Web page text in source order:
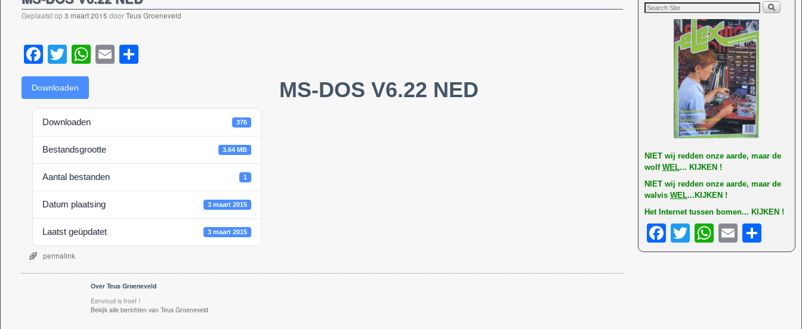
Geplaatst op 3 maart 2015 doorTeus Groeneveld
F
a
c
e
b
o
o
k
T
wi
tt
er
W
s
A
p
p
E
n
Downloaden
Downloaden 376
Bestandsgrootte 3.64 MB
Aantal bestanden 1
Datum plaatsing 3 maart 2015
Laatst geüpdatet 3 maart 2015
MS-DOS V6.22 NED
permalink
Over Teus Groeneveld
Eenvoud is troef !
Bekijk alle berichten van Teus Groeneveld
NIET wij redden onze aarde, maar de
wolf WEL... KIJKEN !
NIET wij redden onze aarde, maar de
walvis WEL...KIJKEN !
Het Internet tussen bomen... KIJKEN !
F
a
T
wi
W
h
E
m el